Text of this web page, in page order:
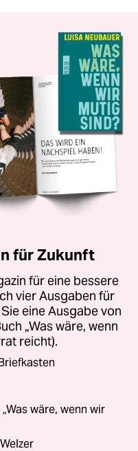
für Zukunft
für eine bessere
vier Ausgaben für
eine Ausgabe von
„Was wäre, wenn
reicht).
wäre, wenn wir